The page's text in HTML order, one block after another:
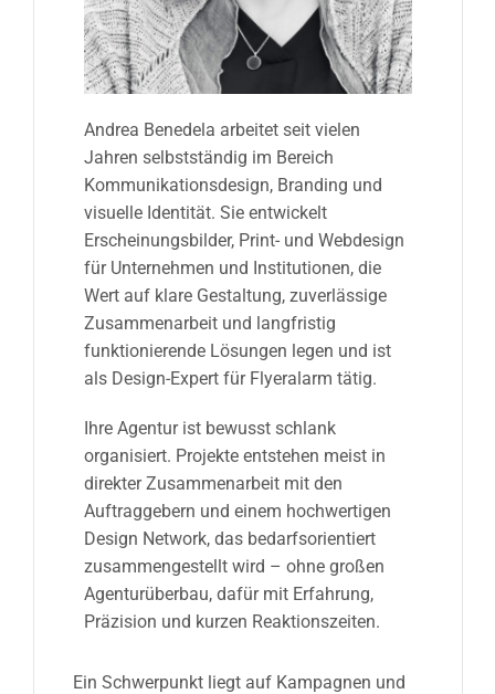
Andrea Benedela arbeitet seit vielen
Jahren selbstständig im Bereich
Kommunikationsdesign, Branding und
visuelle Identität. Sie entwickelt
Erscheinungsbilder, Print- und Webdesign
für Unternehmen und Institutionen, die
Wert auf klare Gestaltung, zuverlässige
Zusammenarbeit und langfristig
funktionierende Lösungen legen und ist
als Design-Expert für Flyeralarm tätig.
Ihre Agentur ist bewusst schlank
organisiert. Projekte entstehen meist in
direkter Zusammenarbeit mit den
Auftraggebern und einem hochwertigen
Design Network, das bedarfsorientiert
zusammengestellt wird – ohne großen
Agenturüberbau, dafür mit Erfahrung,
Präzision und kurzen Reaktionszeiten.
Ein Schwerpunkt liegt auf Kampagnen und